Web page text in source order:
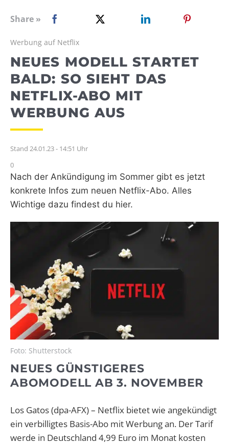
WEBRADIO
Share »
Werbung auf Netflix
NEUES MODELL STARTET
BALD: SO SIEHT DAS
NETFLIX-ABO MIT
WERBUNG AUS
Stand 24.01.23 - 14:51 Uhr
0
Nach der Ankündigung im Sommer gibt es jetzt
konkrete Infos zum neuen Netflix-Abo. Alles
Wichtige dazu findest du hier.
Foto: Shutterstock
NEUES GÜNSTIGERES
ABOMODELL AB 3. NOVEMBER
Los Gatos (dpa-AFX) – Netflix bietet wie angekündigt
ein verbilligtes Basis-Abo mit Werbung an. Der Tarif
werde in Deutschland 4,99 Euro im Monat kosten